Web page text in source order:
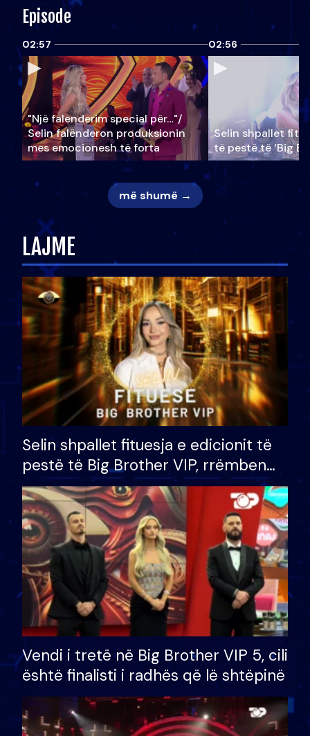
Episode
02:57
"Një falenderim special për…"/
Selin falënderon produksionin
mes emocionesh të forta
02:56
Selin shpallet
të pestë të ‘Big
më shumë →
LAJME
Selin shpallet fituesja e edicionit të
pestë të Big Brother VIP, rrëmben
çmimin e madh prej 100 mijë eurosh
Vendi i tretë në Big Brother VIP 5, cili
është finalisti i radhës që lë shtëpinë